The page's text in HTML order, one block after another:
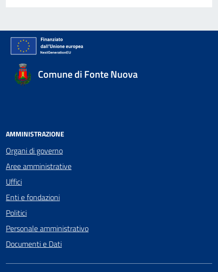
Comune di Fonte Nuova
AMMINISTRAZIONE
Organi di governo
Aree amministrative
Uffici
Enti e fondazioni
Politici
Personale amministrativo
Documenti e Dati